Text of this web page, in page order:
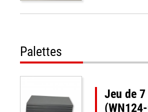
Palettes
Jeu de